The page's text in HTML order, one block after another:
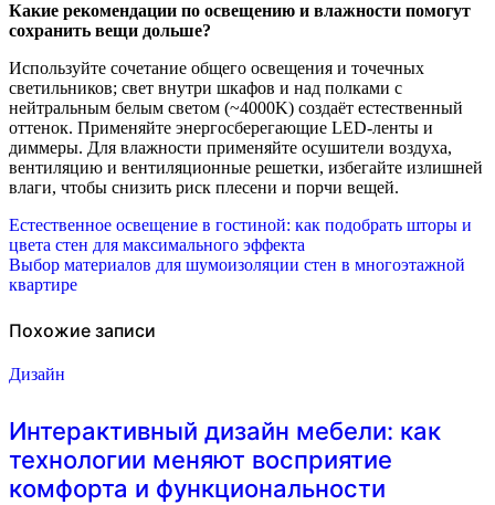
Какие рекомендации по освещению и влажности помогут
сохранить вещи дольше?
Используйте сочетание общего освещения и точечных
светильников; свет внутри шкафов и над полками с
нейтральным белым светом (~4000K) создаёт естественный
оттенок. Применяйте энергосберегающие LED-ленты и
диммеры. Для влажности применяйте осушители воздуха,
вентиляцию и вентиляционные решетки, избегайте излишней
влаги, чтобы снизить риск плесени и порчи вещей.
Навигация
по
записям
Естественное освещение в гостиной: как подобрать шторы и
цвета стен для максимального эффекта
Выбор материалов для шумоизоляции стен в многоэтажной
квартире
Похожие записи
Дизайн
Интерактивный дизайн мебели: как
технологии меняют восприятие
комфорта и функциональности